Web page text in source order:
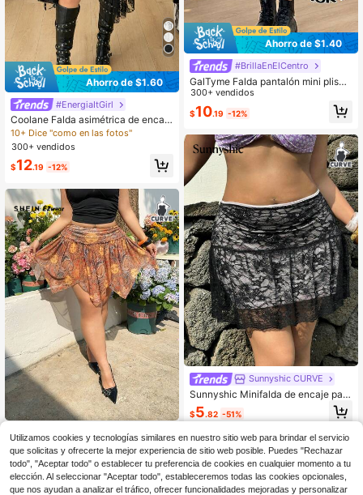
Ahorro de $1.60
#EnergiaItGirl
Coolane Falda asimétrica de encaje
de moda para mujer de talla grande
para primavera/verano
10+ Dice "como en las fotos"
300+ vendidos
$12.19 -12%
SHEIN EZwear Falda de moda con
dobladillo asimétrico con estampad
o de anacardo y cara del sol para m
ujeres de talla grande, para primave
ra/verano
$6 .26 -51%
Ahorro de $1.40
#BrillaEnElCentro
GalTyme Falda pantalón mini plisad
a negra para mujer talla grande
300+ vendidos
$10.19 -12%
Sunnyshic CURVE
Sunnyshic Minifalda de encaje para
mujer de talla grande, sexy y linda e
n color negro
$5.82 -51%
Utilizamos cookies y tecnologías similares en nuestro sitio web para brindar el servicio
que solicitas y ofrecerte la mejor experiencia de sitio web posible. Puedes "Rechazar
todo", "Aceptar todo" o establecer tu preferencia de cookies en cualquier momento a tu
elección. Al seleccionar "Aceptar todo", estableceremos todas las cookies opcionales,
que nos ayudan a analizar el tráfico, ofrecer funcionalidades mejoradas y personalizar